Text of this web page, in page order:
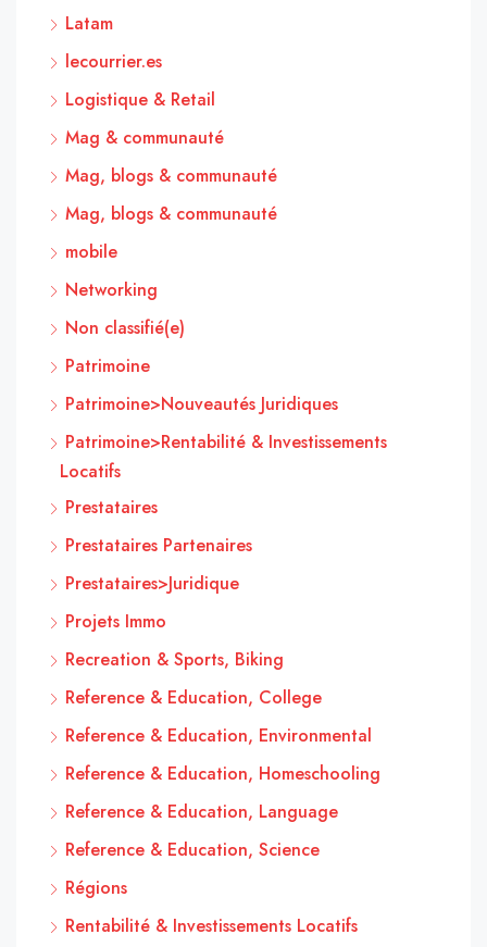
Latam
lecourrier.es
Logistique & Retail
Mag & communauté
Mag, blogs & communauté
Mag, blogs & communauté
mobile
Networking
Non classifié(e)
Patrimoine
Patrimoine>Nouveautés Juridiques
Patrimoine>Rentabilité & Investissements
Locatifs
Prestataires
Prestataires Partenaires
Prestataires>Juridique
Projets Immo
Recreation & Sports, Biking
Reference & Education, College
Reference & Education, Environmental
Reference & Education, Homeschooling
Reference & Education, Language
Reference & Education, Science
Régions
Rentabilité & Investissements Locatifs